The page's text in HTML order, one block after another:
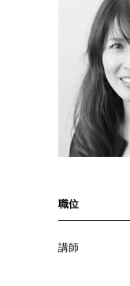
職位
講師